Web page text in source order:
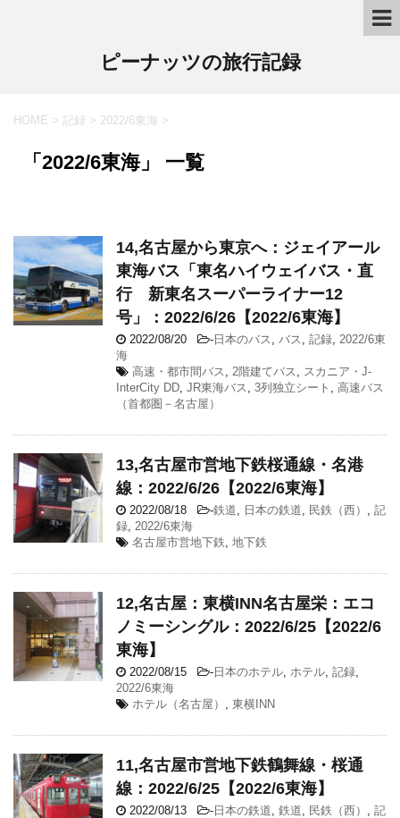
ピーナッツの旅行記録
HOME > 記録 > 2022/6東海 >
「2022/6東海」 一覧
14,名古屋から東京へ：ジェイアール
東海バス「東名ハイウェイバス・直
行 新東名スーパーライナー12
号」：2022/6/26【2022/6東海】
2022/08/20 -日本のバス バス 記録 2022/6東
海
高速・都市間バス
2階建てバス
スカニア・J-
InterCity DD JR東海バス 3列独立シート
高速バス
（首都圏－名古屋）
13,名古屋市営地下鉄桜通線・名港
線：2022/6/26【2022/6東海】
2022/08/18 -鉄道 日本の鉄道 民鉄（西）
記
録 2022/6東海
名古屋市営地下鉄 地下鉄
12,名古屋：東横INN名古屋栄：エコ
ノミーシングル：2022/6/25【2022/6
東海】
2022/08/15 -日本のホテル ホテル 記録
2022/6東海
ホテル（名古屋）
東横INN
11,名古屋市営地下鉄鶴舞線・桜通
線：2022/6/25【2022/6東海】
2022/08/13 -日本の鉄道 鉄道 民鉄（西）
記